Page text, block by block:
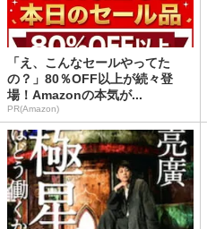
「え、こんなセールやってた
の？」80％OFF以上が続々登
場！Amazonの本気が...
PR(Amazon)